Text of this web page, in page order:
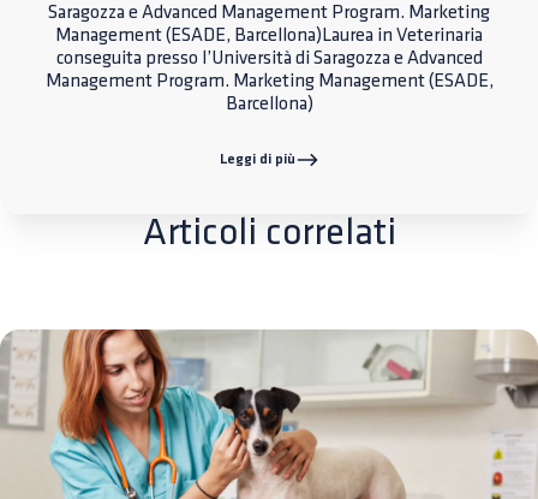
Saragozza e Advanced Management Program. Marketing
Management (ESADE, Barcellona)Laurea in Veterinaria
conseguita presso l’Università di Saragozza e Advanced
Management Program. Marketing Management (ESADE,
Barcellona)
Leggi di più
Articoli correlati